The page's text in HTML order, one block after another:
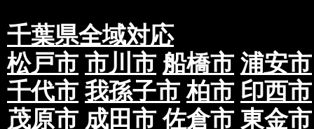
千葉県全域対応
松戸市 市川市 船橋市 浦安市
千代市 我孫子市 柏市 印西市
茂原市 成田市 佐倉市 東金市